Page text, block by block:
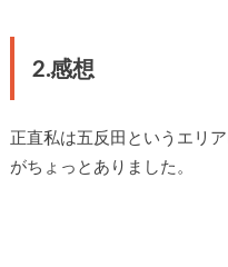
2.感想
正直私は五反田というエリ
がちょっとありました。